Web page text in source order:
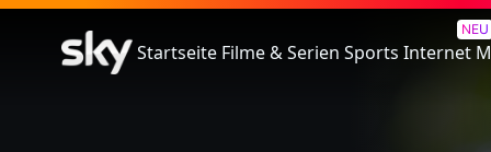
Startseite Filme & Serien Sports
NEU
Internet
The Lost City Of Z - Die